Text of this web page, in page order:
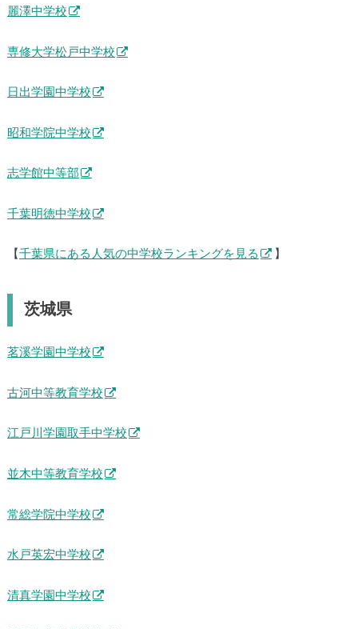
麗澤中学校
専修大学松戸中学校
日出学園中学校
昭和学院中学校
志学館中等部
千葉明徳中学校
【 千葉県にある人気の中学校ランキングを見る 】
茨城県
茗溪学園中学校
古河中等教育学校
江戸川学園取手中学校
並木中等教育学校
常総学院中学校
水戸英宏中学校
清真学園中学校